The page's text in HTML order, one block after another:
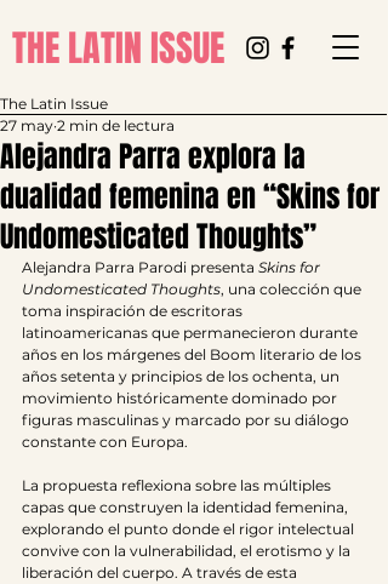
THE LATIN ISSUE
Alejandra Parra explora la
dualidad femenina en “Skins for
Undomesticated Thoughts”
The Latin Issue
27 may 2 min de lectura
Alejandra Parra Parodi presenta Skins for
Undomesticated Thoughts, una colección que
toma inspiración de escritoras
latinoamericanas que permanecieron durante
años en los márgenes del Boom literario de los
años setenta y principios de los ochenta, un
movimiento históricamente dominado por
figuras masculinas y marcado por su diálogo
constante con Europa.
La propuesta reflexiona sobre las múltiples
capas que construyen la identidad femenina,
explorando el punto donde el rigor intelectual
convive con la vulnerabilidad, el erotismo y la
liberación del cuerpo. A través de esta